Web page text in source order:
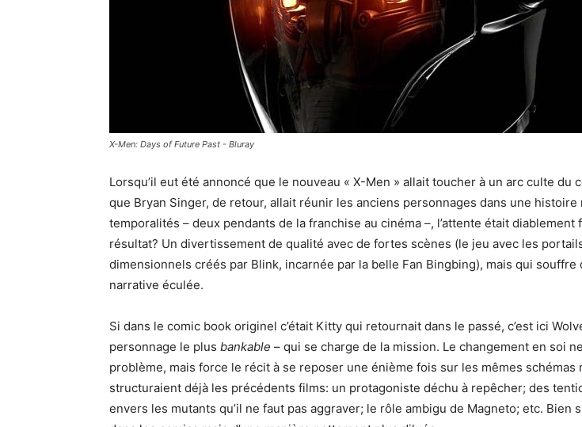
X-Men: Days of Future Past - Bluray
Lorsqu’il eut été annoncé que le nouveau « X-Men » allait toucher à un arc culte du
que Bryan Singer, de retour, allait réunir les anciens personnages dans une histoire
temporalités – deux pendants de la franchise au cinéma –, l’attente était diablement
résultat? Un divertissement de qualité avec de fortes scènes (le jeu avec les
dimensionnels créés par Blink, incarnée par la belle Fan Bingbing), mais qui souffre
narrative éculée.
Si dans le comic book originel c’était Kitty qui retournait dans le passé, c’est ici
personnage le plus bankable – qui se charge de la mission. Le changement en soi
problème, mais force le récit à se reposer une énième fois sur les mêmes schémas
structuraient déjà les précédents films: un protagoniste déchu à repêcher; des
envers les mutants qu’il ne faut pas aggraver; le rôle ambigu de Magneto; etc. Bien